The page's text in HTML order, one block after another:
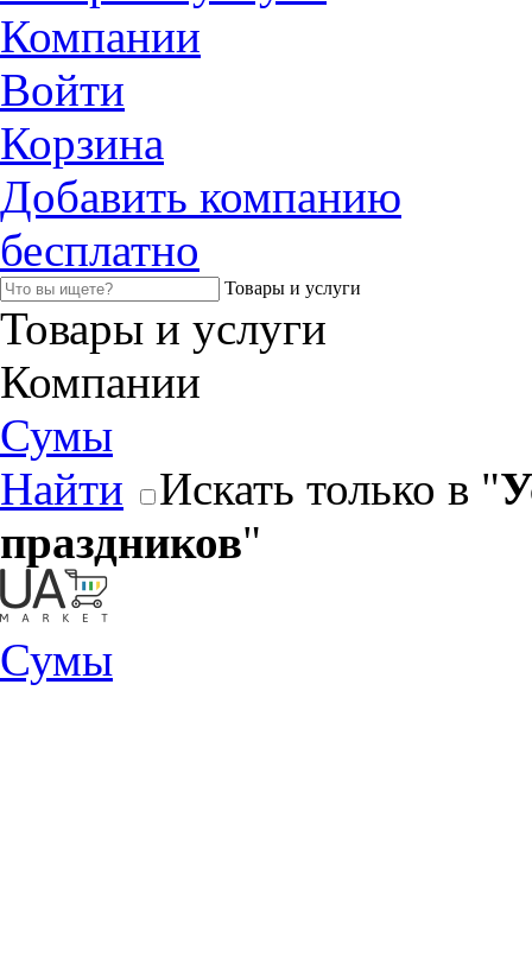
Компании
Войти
Корзина
Добавить компанию
бесплатно
Товары и услуги
Товары и услуги
Компании
Сумы
Найти
Искать только в "
праздников"
Сумы